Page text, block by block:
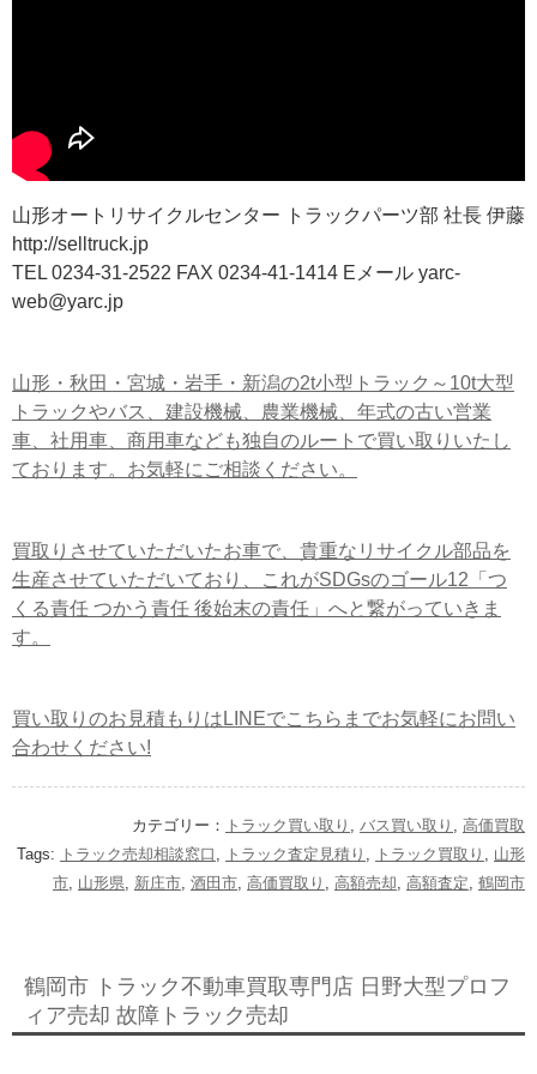
山形オートリサイクルセンター トラックパーツ部 社長 伊藤
http://selltruck.jp
TEL 0234-31-2522 FAX 0234-41-1414 Eメール yarc-
web@yarc.jp
山形・秋田・宮城・岩手・新潟の2t小型トラック～10t大型
トラックやバス、建設機械、農業機械、年式の古い営業
車、社用車、商用車なども独自のルートで買い取りいたし
ております。お気軽にご相談ください。
買取りさせていただいたお車で、貴重なリサイクル部品を
生産させていただいており、これがSDGsのゴール12「つ
くる責任 つかう責任 後始末の責任」へと繋がっていきま
す。
買い取りのお見積もりはLINEでこちらまでお気軽にお問い
合わせください!
カテゴリー： トラック買い取り バス買い取り
高価買取
Tags:
トラック売却相談窓口 トラック査定見積り トラック買取り
山形
市 山形県 新庄市 酒田市 高価買取り 高額売却 高額査定 鶴岡市
鶴岡市 トラック不動車買取専門店 日野大型プロフ
ィア売却 故障トラック売却